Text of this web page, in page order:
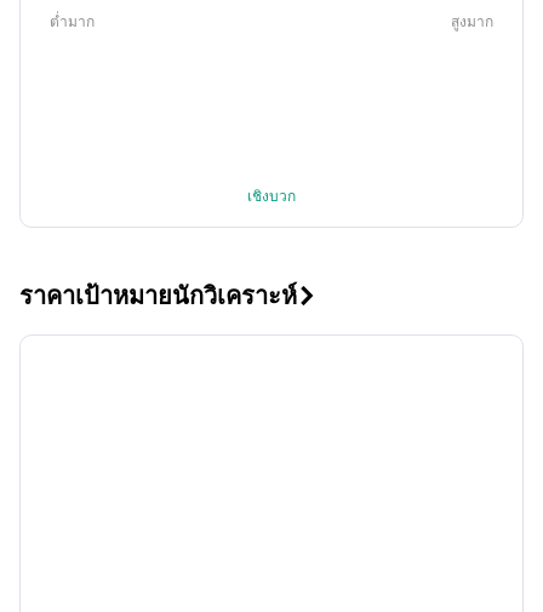
ต่ำมาก สูงมาก
เชิงบวก
ราคาเป้าหมายนักวิเคราะห์